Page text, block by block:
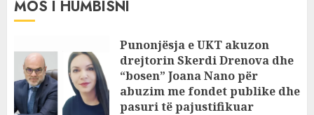
MOS I HUMBISNI
Punonjësja e UKT akuzon
drejtorin Skerdi Drenova dhe
“bosen” Joana Nano për
abuzim me fondet publike dhe
pasuri të pajustifikuar